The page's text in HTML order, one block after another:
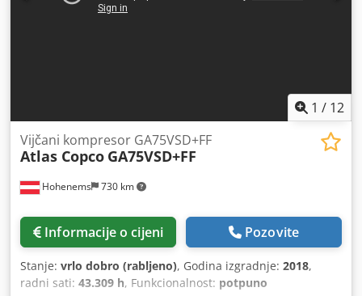
1 / 12
Hohenems 730 km
Vijčani kompresor GA75VSD+FF
Atlas Copco GA75VSD+FF
Informacije o cijeni Pozovite
Stanje: vrlo dobro (rabljeno), Godina izgradnje: 2018,
radni sati: 43.309 h, Funkcionalnost: potpuno